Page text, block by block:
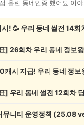
올린 동네인증 했어요 이
! 🥳 우리 동네 썰전 14회
뮤니티 운영정책 (25.08